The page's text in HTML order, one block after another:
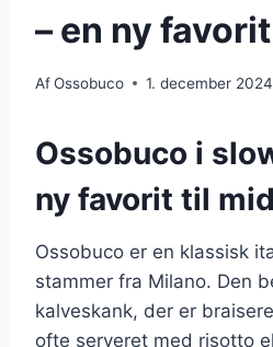
– en ny favorit
AfOssobuco 1. december 2024
Ossobuco i
ny favorit til
Ossobuco er en klassisk
stammer fra Milano. Den
kalveskank, der er
ofte serveret med risotto